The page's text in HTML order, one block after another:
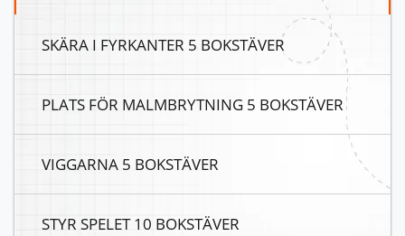
SKÄRA I FYRKANTER 5 BOKSTÄVER
PLATS FÖR MALMBRYTNING 5 BOKSTÄVER
VIGGARNA 5 BOKSTÄVER
STYR SPELET 10 BOKSTÄVER